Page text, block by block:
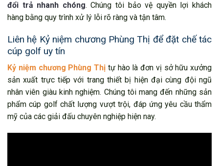
đổi trả nhanh chóng. Chúng tôi bảo vệ quyền lợi khách
hàng bằng quy trình xử lý lỗi rõ ràng và tận tâm.
Liên hệ Kỷ niệm chương Phùng Thị để đặt chế tác
cúp golf uy tín
Kỷ niệm chương Phùng Thị tự hào là đơn vị sở hữu xưởng
sản xuất trực tiếp với trang thiết bị hiện đại cùng đội ngũ
nhân viên giàu kinh nghiệm. Chúng tôi mang đến những sản
phẩm cúp golf chất lượng vượt trội, đáp ứng yêu cầu thẩm
mỹ của các giải đấu chuyên nghiệp hiện nay.